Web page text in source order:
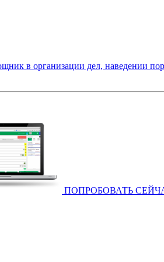
в организации дел, наведении
ПОПРОБОВАТЬ